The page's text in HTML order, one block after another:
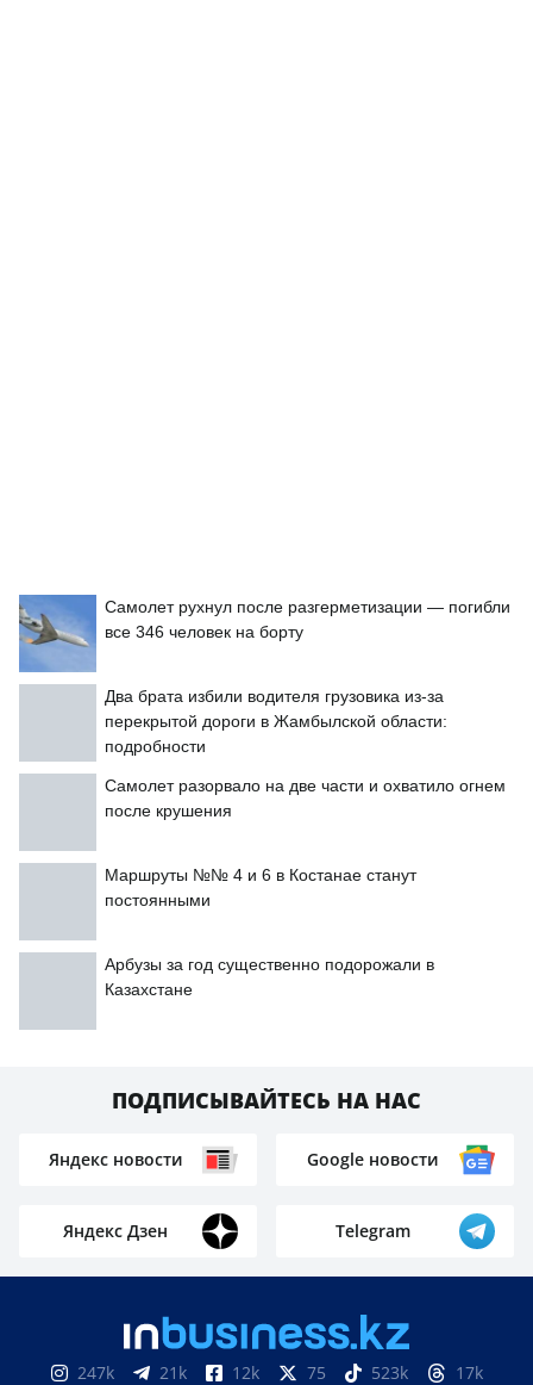
Самолет рухнул после разгерметизации — погибли
все 346 человек на борту
Два брата избили водителя грузовика из-за
перекрытой дороги в Жамбылской области:
подробности
Самолет разорвало на две части и охватило огнем
после крушения
Маршруты №№ 4 и 6 в Костанае станут
постоянными
Арбузы за год существенно подорожали в
Казахстане
ПОДПИСЫВАЙТЕСЬ НА НАС
Яндекс новости Google новости
Яндекс Дзен Telegram
247k 21k 12k 75 523k 17k